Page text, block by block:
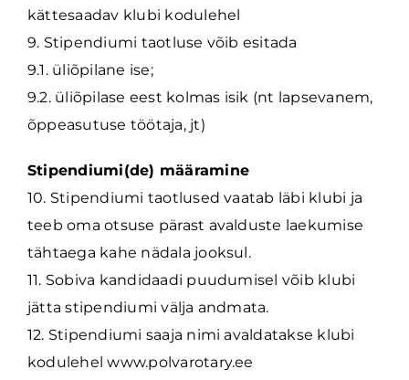
kättesaadav klubi kodulehel
9. Stipendiumi taotluse võib esitada
9.1. üliõpilane ise;
9.2. üliõpilase eest kolmas isik (nt lapsevanem,
õppeasutuse töötaja, jt)
Stipendiumi(de) määramine
10. Stipendiumi taotlused vaatab läbi klubi ja
teeb oma otsuse pärast avalduste laekumise
tähtaega kahe nädala jooksul.
11. Sobiva kandidaadi puudumisel võib klubi
jätta stipendiumi välja andmata.
12. Stipendiumi saaja nimi avaldatakse klubi
kodulehel www.polvarotary.ee